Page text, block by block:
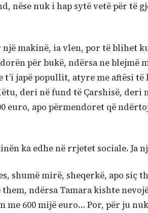
nëse nuk i hap sytë vetë për të
një makinë, ia vlen, por të blihet
për bukë, ndërsa ne blejmë
t’i japë popullit, atyre me aftësi
deri në fund të Çarshisë, deri
euro, apo përmendoret që
ka edhe në rrjetet sociale. Ja
shumë mirë, sheqerkë, apo siç
ndërsa Tamara kishte
600 mijë euro… Por, për ju